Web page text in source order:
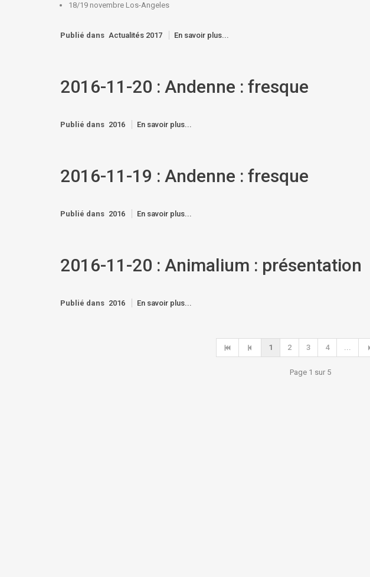
18/19 novembre Los-Angeles
Publié dans Actualités 2017 En savoir plus...
2016-11-20 : Andenne : fresque
Publié dans 2016 En savoir plus...
2016-11-19 : Andenne : fresque
Publié dans 2016 En savoir plus...
2016-11-20 : Animalium : présentation
Publié dans 2016 En savoir plus...
1 2 3 4 ...
Page 1 sur 5